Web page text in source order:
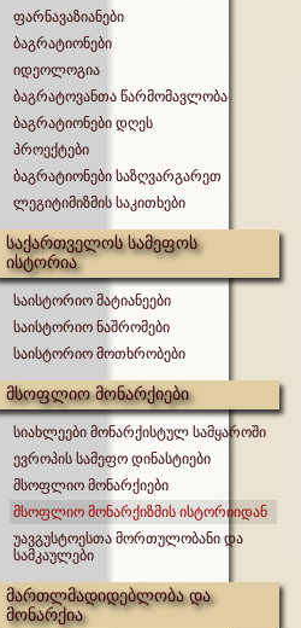
ფარნავაზიანები
ბაგრატიონები
იდეოლოგია
ბაგრატოვანთა წარმომავლობა
ბაგრატიონები დღეს
პროექტები
ბაგრატიონები საზღვარგარეთ
ლეგიტიმიზმის საკითხები
საქართველოს სამეფოს
ისტორია
საისტორიო მატიანეები
საისტორიო ნაშრომები
საისტორიო მოთხრობები
მსოფლიო მონარქიები
სიახლეები მონარქისტულ სამყაროში
ევროპის სამეფო დინასტიები
მსოფლიო მონარქიები
მსოფლიო მონარქიზმის ისტორიიდან
უავგუსტოესთა მორთულობანი და
სამკაულები
მართლმადიდებლობა და
მონარქია